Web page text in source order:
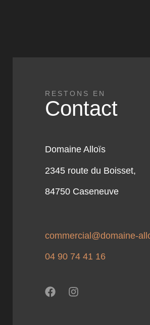
RESTONS EN
Contact
Domaine Alloïs
2345 route du Boisset,
84750 Caseneuve
commercial@domaine-
04 90 74 41 16